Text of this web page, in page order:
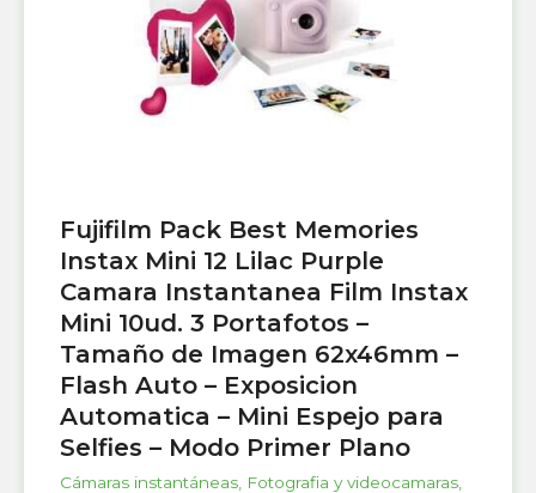
Fujifilm Pack Best Memories
Instax Mini 12 Lilac Purple
Camara Instantanea Film Instax
Mini 10ud. 3 Portafotos –
Tamaño de Imagen 62x46mm –
Flash Auto – Exposicion
Automatica – Mini Espejo para
Selfies – Modo Primer Plano
Cámaras instantáneas Fotografia y videocamaras